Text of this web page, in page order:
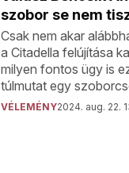
szobor se nem
Csak nem akar
a Citadella felújítása
milyen fontos ügy is
túlmutat egy
VÉLEMÉNY2024. aug. 22.